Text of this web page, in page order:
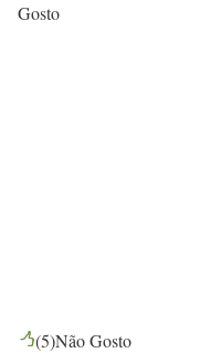
Gosto
(5)Não Gosto